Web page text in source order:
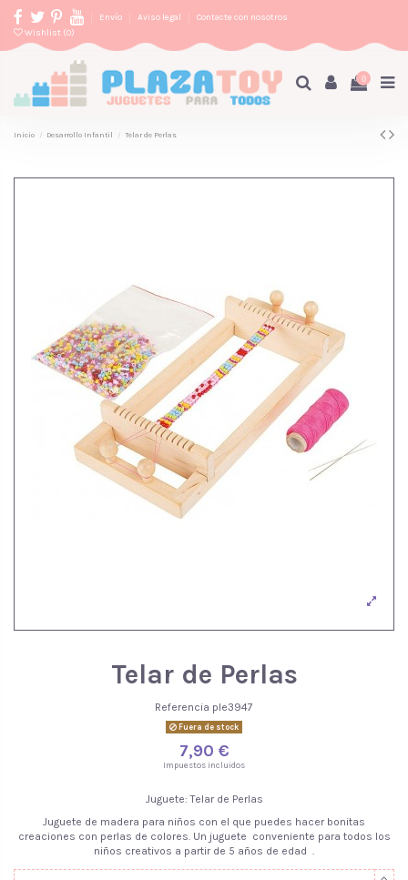
Envío Aviso legal
Contacte con nosotros
Wishlist (0)
0
Inicio Desarrollo Infantil Telar de Perlas
Telar de Perlas
Referencia ple3947
Fuera de stock
7,90 €
Impuestos incluidos
Juguete: Telar de Perlas
Juguete de madera para niños con el que puedes hacer bonitas
creaciones con perlas de colores. Un juguete conveniente para todos los
niños creativos a partir de 5 años de edad .